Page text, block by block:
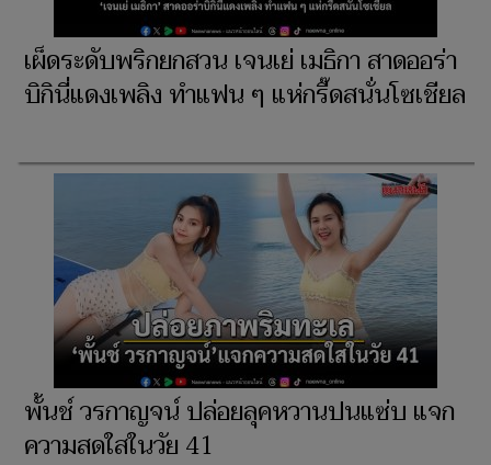
เผ็ดระดับพริกยกสวน เจนเย่ เมธิกา สาดออร่า
บิกินี่แดงเพลิง ทำแฟน ๆ แห่กรี๊ดสนั่นโซเชียล
พั้นช์ วรกาญจน์ ปล่อยลุคหวานปนแซ่บ แจก
ความสดใสในวัย 41